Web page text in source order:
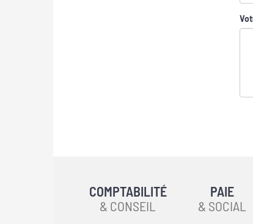
COMPTABILITÉ
& CONSEIL
PAIE
& SOCIAL